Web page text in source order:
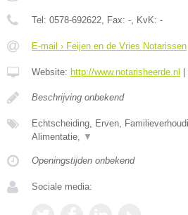
Tel: 0578-692622 , Fax: - , KvK: -
E-mail › Feijen en de Vries Notarissen
Website: http://www.notarisheerde.nl
Beschrijving onbekend
Echtscheiding, Erven,
Alimentatie,
▼
Openingstijden onbekend
Sociale media: